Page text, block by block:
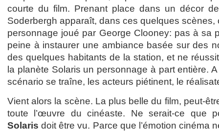
courte du film. Prenant place dans un décor
Soderbergh apparaît, dans ces quelques scènes,
personnage joué par George Clooney: pas à sa
peine à instaurer une ambiance basée sur des
des quelques habitants de la station, et ne
la planète Solaris un personnage à part entière.
scénario se traîne, les acteurs piétinent, le
Vient alors la scène. La plus belle du film, peut-
toute l’œuvre du cinéaste. Ne serait-ce que
Solaris doit être vu. Parce que l’émotion cinéma